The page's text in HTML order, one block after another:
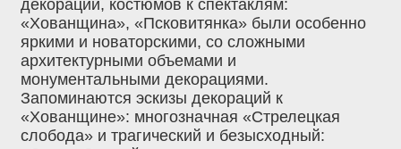
декораций, костюмов к спектаклям:
«Хованщина», «Псковитянка» были особенно
яркими и новаторскими, со сложными
архитектурными объемами и
монументальными декорациями.
Запоминаются эскизы декораций к
«Хованщине»: многозначная «Стрелецкая
слобода» и трагический и безысходный: